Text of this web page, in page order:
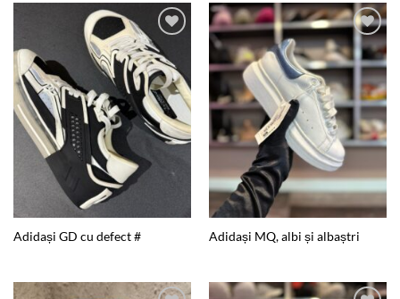
Add to
wishlist
Adidași GD cu defect #
Add to
wishlist
Adidași MQ, albi și albaștri